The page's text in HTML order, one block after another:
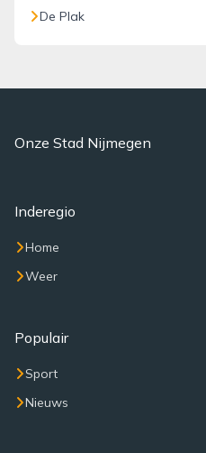
De Plak
Onze Stad Nijmegen
Inderegio
Home
Weer
Populair
Sport
Nieuws